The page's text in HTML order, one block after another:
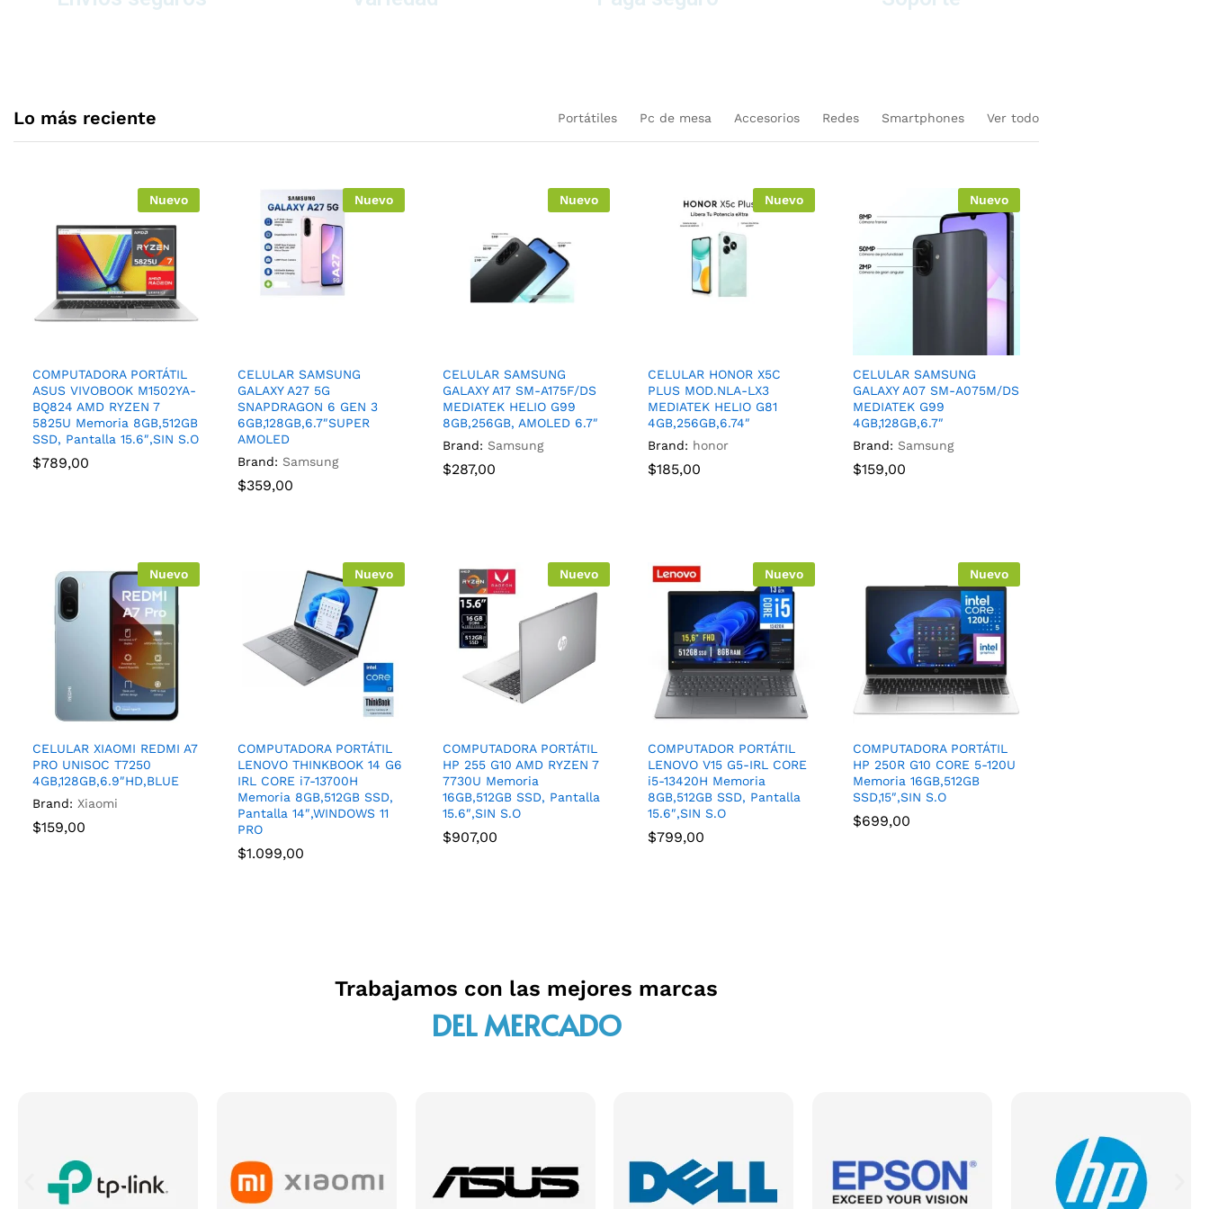
Lo más reciente Portátiles Pc de mesa Accesorios Redes Smartphones Ver todo
Nuevo
COMPUTADORA PORTÁTIL
ASUS VIVOBOOK M1502YA-
BQ824 AMD RYZEN 7
5825U Memoria 8GB,512GB
SSD, Pantalla 15.6″,SIN S.O
$789,00
Nuevo
CELULAR SAMSUNG
GALAXY A27 5G
SNAPDRAGON 6 GEN 3
6GB,128GB,6.7″SUPER
AMOLED
Brand: Samsung
$359,00
Nuevo
CELULAR SAMSUNG
GALAXY A17 SM-A175F/DS
MEDIATEK HELIO G99
8GB,256GB, AMOLED 6.7″
Brand: Samsung
$287,00
Nuevo
CELULAR HONOR X5C
PLUS MOD.NLA-LX3
MEDIATEK HELIO G81
4GB,256GB,6.74″
Brand: honor
$185,00
Nuevo
CELULAR SAMSUNG
GALAXY A07 SM-A075M/DS
MEDIATEK G99
4GB,128GB,6.7″
Brand: Samsung
$159,00
Nuevo
CELULAR XIAOMI REDMI A7
PRO UNISOC T7250
4GB,128GB,6.9″HD,BLUE
Brand: Xiaomi
$159,00
Nuevo
COMPUTADORA PORTÁTIL
LENOVO THINKBOOK 14 G6
IRL CORE i7-13700H
Memoria 8GB,512GB SSD,
Pantalla 14″,WINDOWS 11
PRO
$1.099,00
Nuevo
COMPUTADORA PORTÁTIL
HP 255 G10 AMD RYZEN 7
7730U Memoria
16GB,512GB SSD, Pantalla
15.6″,SIN S.O
$907,00
Nuevo
COMPUTADOR PORTÁTIL
LENOVO V15 G5-IRL CORE
i5-13420H Memoria
8GB,512GB SSD, Pantalla
15.6″,SIN S.O
$799,00
Nuevo
COMPUTADORA PORTÁTIL
HP 250R G10 CORE 5-120U
Memoria 16GB,512GB
SSD,15″,SIN S.O
$699,00
Trabajamos con las mejores marcas
DEL MERCADO